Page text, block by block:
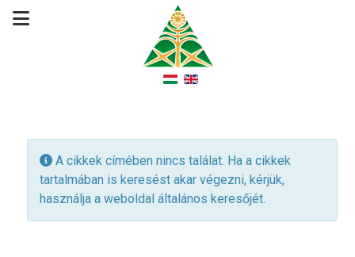
Információ
A cikkek címében nincs találat. Ha a cikkek
tartalmában is keresést akar végezni, kérjük,
használja a weboldal általános keresőjét.